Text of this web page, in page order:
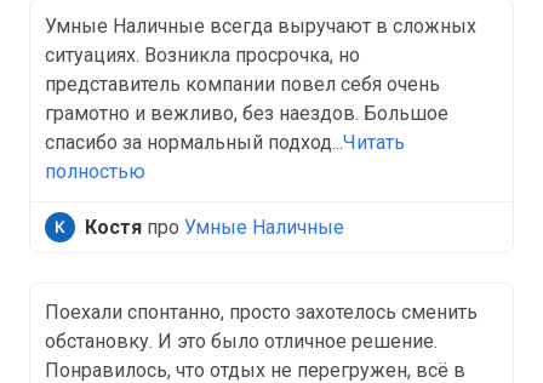
Умные Наличные всегда выручают в сложных
ситуациях. Возникла просрочка, но
представитель компании повел себя очень
грамотно и вежливо, без наездов. Большое
спасибо за нормальный подход...Читать
полностью
Костя про Умные Наличные
Поехали спонтанно, просто захотелось сменить
обстановку. И это было отличное решение.
Понравилось, что отдых не перегружен, всё в